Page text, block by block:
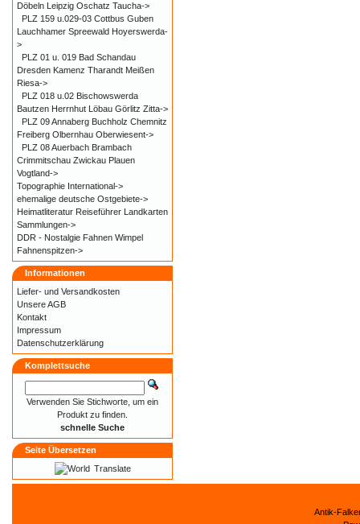
Döbeln Leipzig Oschatz Taucha->
PLZ 159 u.029-03 Cottbus Guben
Lauchhamer Spreewald Hoyerswerda-
>
PLZ 01 u. 019 Bad Schandau
Dresden Kamenz Tharandt Meißen
Riesa->
PLZ 018 u.02 Bischowswerda
Bautzen Herrnhut Löbau Görlitz Zitta->
PLZ 09 Annaberg Buchholz Chemnitz
Freiberg Olbernhau Oberwiesent->
PLZ 08 Auerbach Brambach
Crimmitschau Zwickau Plauen
Vogtland->
Topographie International->
ehemalige deutsche Ostgebiete->
Heimatliteratur Reiseführer Landkarten
Sammlungen->
DDR - Nostalgie Fahnen Wimpel
Fahnenspitzen->
Informationen
Liefer- und Versandkosten
Unsere AGB
Kontakt
Impressum
Datenschutzerklärung
Komplettsuche
Verwenden Sie Stichworte, um ein
Produkt zu finden.
schnelle Suche
Seite Übersetzen
Translate
Antik-